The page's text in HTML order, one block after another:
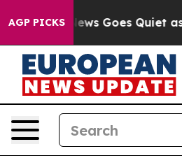
AGP PICKS
News Goes Quiet as